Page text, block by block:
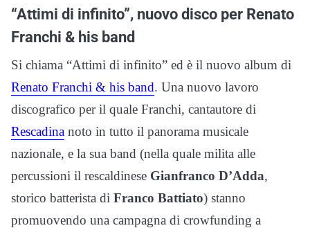
“Attimi di infinito”, nuovo disco per Renato
Franchi & his band
Si chiama “Attimi di infinito” ed è il nuovo album di
Renato Franchi & his band. Una nuovo lavoro
discografico per il quale Franchi, cantautore di
Rescadina noto in tutto il panorama musicale
nazionale, e la sua band (nella quale milita alle
percussioni il rescaldinese Gianfranco D’Adda,
storico batterista di Franco Battiato) stanno
promuovendo una campagna di crowfunding a